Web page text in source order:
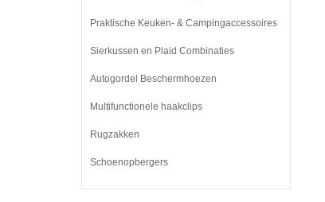
Praktische Keuken- & Campingaccessoires
Sierkussen en Plaid Combinaties
Autogordel Beschermhoezen
Multifunctionele haakclips
Rugzakken
Schoenopbergers